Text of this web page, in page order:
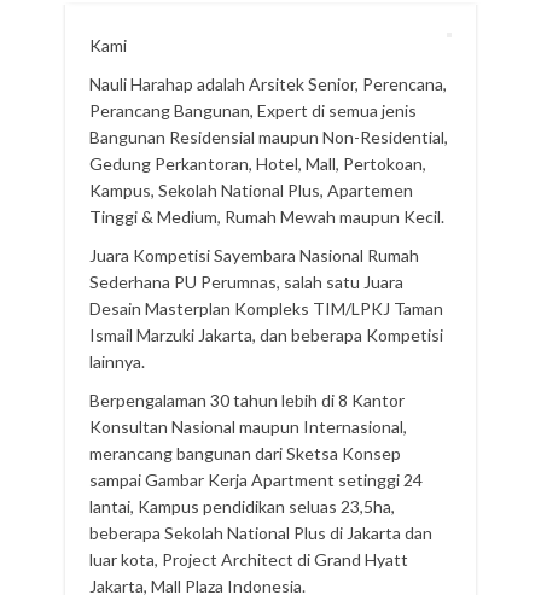
Kami
Nauli Harahap adalah Arsitek Senior, Perencana,
Perancang Bangunan, Expert di semua jenis
Bangunan Residensial maupun Non-Residential,
Gedung Perkantoran, Hotel, Mall, Pertokoan,
Kampus, Sekolah National Plus, Apartemen
Tinggi & Medium, Rumah Mewah maupun Kecil.
Juara Kompetisi Sayembara Nasional Rumah
Sederhana PU Perumnas, salah satu Juara
Desain Masterplan Kompleks TIM/LPKJ Taman
Ismail Marzuki Jakarta, dan beberapa Kompetisi
lainnya.
Berpengalaman 30 tahun lebih di 8 Kantor
Konsultan Nasional maupun Internasional,
merancang bangunan dari Sketsa Konsep
sampai Gambar Kerja Apartment setinggi 24
lantai, Kampus pendidikan seluas 23,5ha,
beberapa Sekolah National Plus di Jakarta dan
luar kota, Project Architect di Grand Hyatt
Jakarta, Mall Plaza Indonesia.